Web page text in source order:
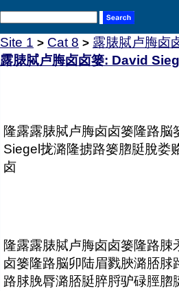
Site 1 > Cat 8 > 露脿脦卢脢卤
露脿脦卢脢卤卤篓: David
隆露露脿脦卢脢卤卤篓隆路
Siegel拢潞隆掳路篓脗脡脫娄
卤
隆露露脿脦卢脢卤卤篓隆路
卤篓隆路脳卯陆眉戮脥潞脴
路脙脕脣潞脴脡脺脟驴碌脛